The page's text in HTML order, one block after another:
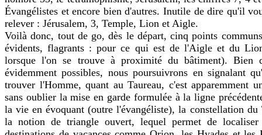
Évangélistes et encore bien d'autres. Inutile de dire qu'il
relever : Jérusalem, 3, Temple, Lion et Aigle.
Voilà donc, tout de go, dès le départ, cinq points
évidents, flagrants : pour ce qui est de l'Aigle et du
lorsque l'on se trouve à proximité du bâtiment). Bien
évidemment possibles, nous poursuivrons en signalant
trouver l'Homme, quant au Taureau, c'est apparemment
sans oublier la mise en garde formulée à la ligne
la vie en évoquant (outre l'évangéliste), la constellation du
la notion de triangle ouvert, lequel permet de localiser